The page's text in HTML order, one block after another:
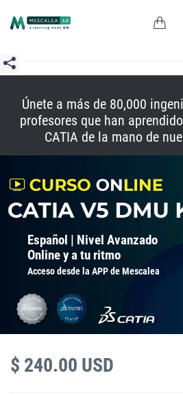
Únete a más de 80,000
profesores que han
CATIA de la mano de
Español | Nivel Avanzado
Online y a tu ritmo
Acceso desde la APP de Mescalea
$ 240.00 USD